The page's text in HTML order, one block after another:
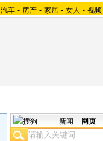
汽车 - 房产 - 家居 - 女人 - 视频
新闻 网页